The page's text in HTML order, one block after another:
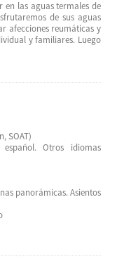
las aguas termales de
de sus aguas
afecciones reumáticas y
y familiares. Luego
SOAT)
Otros idiomas
panorámicas. Asientos